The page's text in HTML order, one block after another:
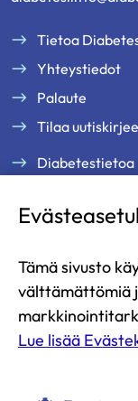
Tietoa
Yhteystiedot
Palaute
Tilaa
Diabetestietoa
Jäsenille
Ajankohtaista
Yritysyhteistyö
Lahjoita
Tämä sivusto
välttämättömiä
Lue lisää